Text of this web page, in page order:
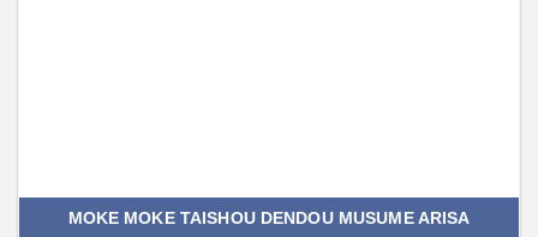
MOKE MOKE TAISHOU DENDOU MUSUME ARISA